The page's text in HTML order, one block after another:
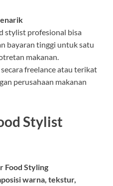
stylist profesional bisa
bayaran tinggi untuk satu
makanan.
freelance atau terikat
perusahaan makanan
Stylist
Food Styling
warna, tekstur,